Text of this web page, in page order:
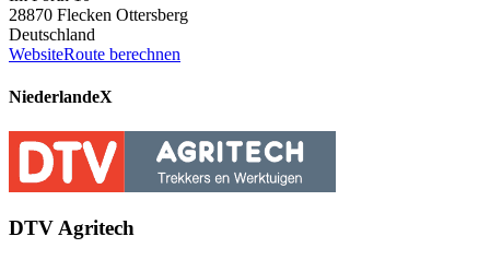
28870 Flecken Ottersberg
Deutschland
WebsiteRoute berechnen
NiederlandeX
DTV Agritech